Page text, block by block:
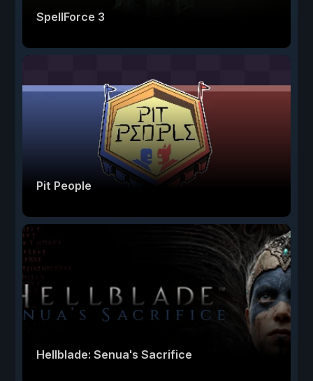
SpellForce 3
Pit People
Hellblade: Senua's Sacrifice